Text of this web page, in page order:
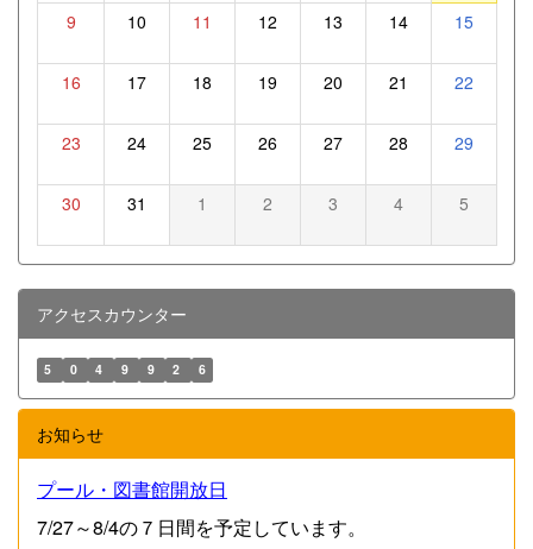
9 10 11 12 13 14 15
16 17 18 19 20 21 22
23 24 25 26 27 28 29
30 31 1 2 3 4 5
アクセスカウンター
5 0 4 9 9 2 6
お知らせ
プール・図書館開放日
7/27～8/4の７日間を予定しています。